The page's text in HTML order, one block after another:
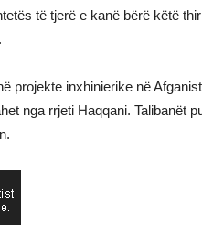
të tjerë e kanë bërë këtë
projekte inxhinierike në
nga rrjeti Haqqani. Talibanët